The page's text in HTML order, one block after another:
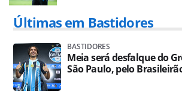
Últimas em Bastidores
BASTIDORES
Meia será desfalque do
São Paulo, pelo